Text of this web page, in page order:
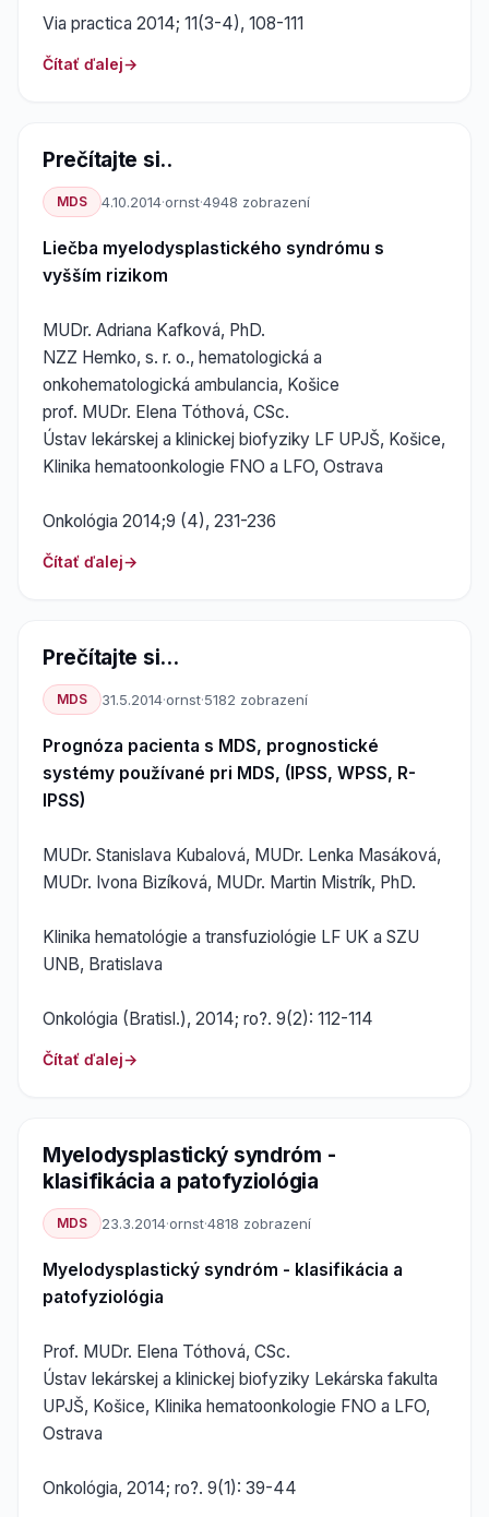
Via practica 2014; 11(3-4), 108-111
Čítať ďalej
Prečítajte si..
MDS 4.10.2014·ornst·4948 zobrazení
Liečba myelodysplastického syndrómu s
vyšším rizikom
MUDr. Adriana Kafková, PhD.
NZZ Hemko, s. r. o., hematologická a
onkohematologická ambulancia, Košice
prof. MUDr. Elena Tóthová, CSc.
Ústav lekárskej a klinickej biofyziky LF UPJŠ, Košice,
Klinika hematoonkologie FNO a LFO, Ostrava
Onkológia 2014;9 (4), 231-236
Čítať ďalej
Prečítajte si...
MDS 31.5.2014·ornst·5182 zobrazení
Prognóza pacienta s MDS, prognostické
systémy používané pri MDS, (IPSS, WPSS, R-
IPSS)
MUDr. Stanislava Kubalová, MUDr. Lenka Masáková,
MUDr. Ivona Bizíková, MUDr. Martin Mistrík, PhD.
Klinika hematológie a transfuziológie LF UK a SZU
UNB, Bratislava
Onkológia (Bratisl.), 2014; ro?. 9(2): 112-114
Čítať ďalej
Myelodysplastický syndróm -
klasifikácia a patofyziológia
MDS 23.3.2014·ornst·4818 zobrazení
Myelodysplastický syndróm - klasifikácia a
patofyziológia
Prof. MUDr. Elena Tóthová, CSc.
Ústav lekárskej a klinickej biofyziky Lekárska fakulta
UPJŠ, Košice, Klinika hematoonkologie FNO a LFO,
Ostrava
Onkológia, 2014; ro?. 9(1): 39-44